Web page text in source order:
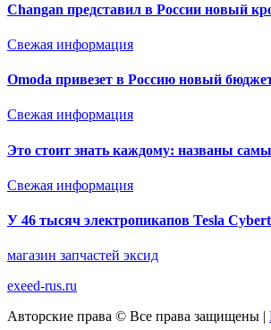
Changan представил в России новый
Свежая информация
Omoda привезет в Россию новый
Свежая информация
Это стоит знать каждому: названы
Свежая информация
У 46 тысяч электропикапов Tesla
магазин запчастей эксид
exeed-rus.ru
Авторские права © Все права защищены